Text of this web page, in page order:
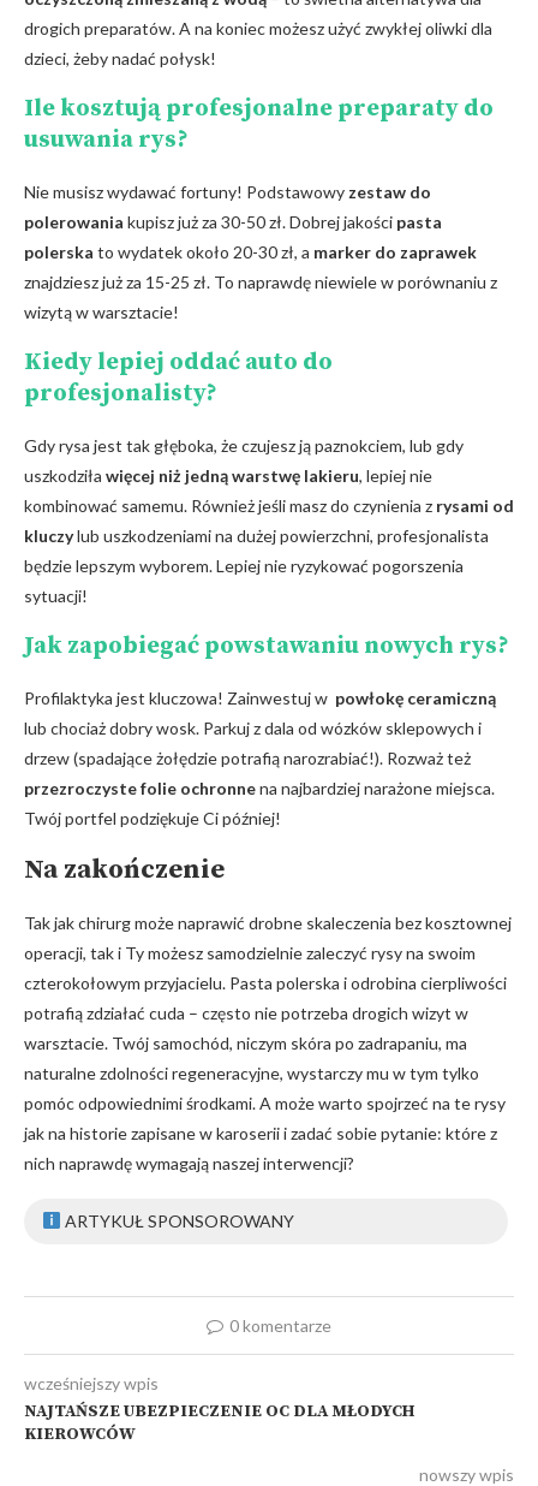
drogich preparatów. A na koniec możesz użyć zwykłej ⁢oliwki⁢ dla
dzieci, żeby nadać połysk!
Ile kosztują profesjonalne preparaty do
usuwania rys?
Nie musisz wydawać fortuny! Podstawowy⁤ zestaw do
⁣polerowania kupisz już za 30-50 zł. Dobrej jakości pasta
polerska to wydatek około 20-30 zł, a marker do zaprawek
znajdziesz ⁢już‌ za 15-25 zł.⁤ To naprawdę niewiele w porównaniu z
wizytą w ‍warsztacie!
Kiedy lepiej oddać auto do
profesjonalisty?
Gdy‌ rysa ⁢jest ​tak głęboka, że czujesz‍ ją paznokciem,​ lub ⁤gdy
uszkodziła więcej​ niż jedną⁣ warstwę ⁢lakieru, lepiej nie
kombinować samemu. Również jeśli masz‍ do ‌czynienia z rysami od
kluczylub uszkodzeniami na dużej powierzchni, profesjonalista
będzie⁣ lepszym wyborem. Lepiej nie⁣ ryzykować pogorszenia
‌sytuacji!
Jak ⁤zapobiegać powstawaniu nowych ⁤rys?
Profilaktyka jest kluczowa! Zainwestuj w ⁤ powłokę ceramiczną
lub chociaż dobry wosk. Parkuj z dala od​ wózków sklepowych i
drzew (spadające żołędzie potrafią narozrabiać!). Rozważ też
przezroczyste folie ‌ochronnena najbardziej narażone miejsca.
Twój portfel podziękuje Ci później!
Na zakończenie
Tak jak chirurg może naprawić drobne skaleczenia ⁤bez kosztownej
operacji, ​tak i Ty możesz ⁤samodzielnie zaleczyć rysy na swoim⁤
czterokołowym przyjacielu.⁢ Pasta polerska i ⁣odrobina cierpliwości
potrafią ‍zdziałać cuda – często nie ‍potrzeba drogich wizyt w
warsztacie. ⁤Twój samochód, niczym skóra po zadrapaniu, ma
naturalne ⁤zdolności regeneracyjne, wystarczy mu ​w tym tylko
pomóc odpowiednimi ⁤środkami. A może warto spojrzeć na te rysy
jak na historie zapisane w karoserii i ‍zadać sobie pytanie: które z
nich⁣ naprawdę ‌wymagają naszej interwencji?
ARTYKUŁ SPONSOROWANY
0 komentarze
wcześniejszy wpis
NAJTAŃSZE UBEZPIECZENIE OC DLA MŁODYCH
KIEROWCÓW
nowszy wpis